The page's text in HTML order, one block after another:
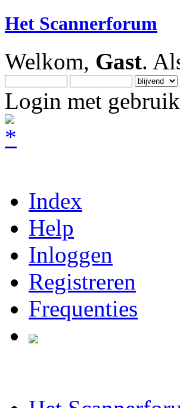
Het Scannerforum
Welkom, Gast.
Login met
Index
Help
Inloggen
Registreren
Frequenties